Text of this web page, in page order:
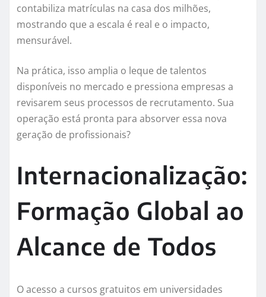
contabiliza matrículas na casa dos milhões,
mostrando que a escala é real e o impacto,
mensurável.
Na prática, isso amplia o leque de talentos
disponíveis no mercado e pressiona empresas a
revisarem seus processos de recrutamento. Sua
operação está pronta para absorver essa nova
geração de profissionais?
Internacionalização:
Formação Global ao
Alcance de Todos
O acesso a cursos gratuitos em universidades